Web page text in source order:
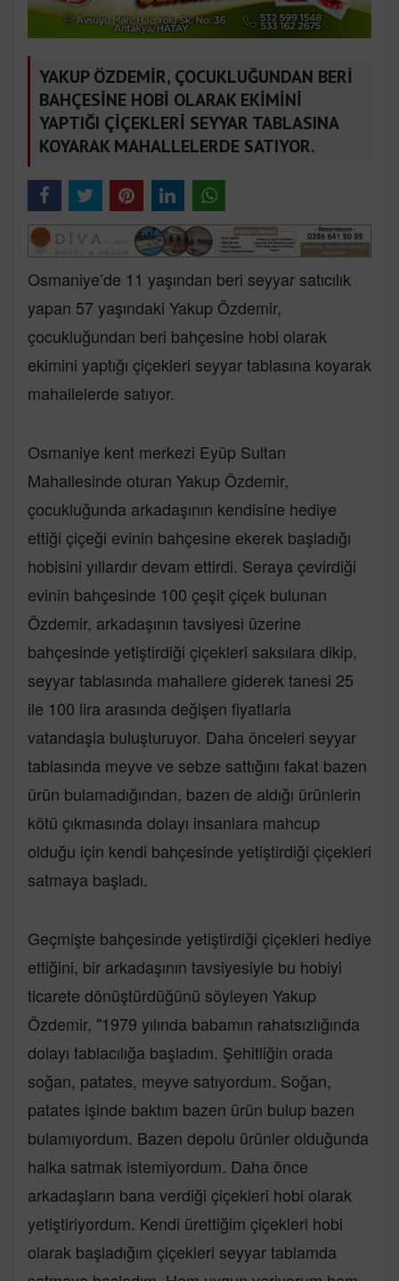
YAKUP ÖZDEMİR, ÇOCUKLUĞUNDAN BERİ
BAHÇESİNE HOBİ OLARAK EKİMİNİ
YAPTIĞI ÇİÇEKLERİ SEYYAR TABLASINA
KOYARAK MAHALLELERDE SATIYOR.
Osmaniye’de 11 yaşından beri seyyar satıcılık
yapan 57 yaşındaki Yakup Özdemir,
çocukluğundan beri bahçesine hobi olarak
ekimini yaptığı çiçekleri seyyar tablasına koyarak
mahallelerde satıyor.
Osmaniye kent merkezi Eyüp Sultan
Mahallesinde oturan Yakup Özdemir,
çocukluğunda arkadaşının kendisine hediye
ettiği çiçeği evinin bahçesine ekerek başladığı
hobisini yıllardır devam ettirdi. Seraya çevirdiği
evinin bahçesinde 100 çeşit çiçek bulunan
Özdemir, arkadaşının tavsiyesi üzerine
bahçesinde yetiştirdiği çiçekleri saksılara dikip,
seyyar tablasında mahallere giderek tanesi 25
ile 100 lira arasında değişen fiyatlarla
vatandaşla buluşturuyor. Daha önceleri seyyar
tablasında meyve ve sebze sattığını fakat bazen
ürün bulamadığından, bazen de aldığı ürünlerin
kötü çıkmasında dolayı insanlara mahcup
olduğu için kendi bahçesinde yetiştirdiği çiçekleri
satmaya başladı.
Geçmişte bahçesinde yetiştirdiği çiçekleri hediye
ettiğini, bir arkadaşının tavsiyesiyle bu hobiyi
ticarete dönüştürdüğünü söyleyen Yakup
Özdemir, "1979 yılında babamın rahatsızlığında
dolayı tablacılığa başladım. Şehitliğin orada
soğan, patates, meyve satıyordum. Soğan,
patates işinde baktım bazen ürün bulup bazen
bulamıyordum. Bazen depolu ürünler olduğunda
halka satmak istemiyordum. Daha önce
arkadaşların bana verdiği çiçekleri hobi olarak
yetiştiriyordum. Kendi ürettiğim çiçekleri hobi
olarak başladığım çiçekleri seyyar tablamda